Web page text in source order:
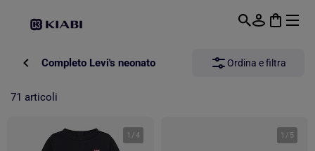
Completo Levi's neonato Ordina e filtra
71 articoli
1 /4 1 / 5